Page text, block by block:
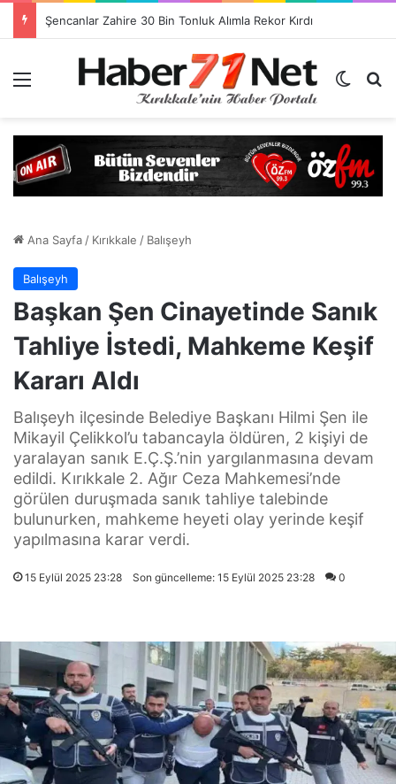
Dış
Ana Sayfa/ Kırıkkale / Balışeyh
Balışeyh
Başkan Şen Cinayetinde Sanık
Tahliye İstedi, Mahkeme Keşif
Kararı Aldı
Balışeyh ilçesinde Belediye Başkanı Hilmi Şen ile
Mikayil Çelikkol’u tabancayla öldüren, 2 kişiyi de
yaralayan sanık E.Ç.Ş.’nin yargılanmasına devam
edildi. Kırıkkale 2. Ağır Ceza Mahkemesi’nde
görülen duruşmada sanık tahliye talebinde
bulunurken, mahkeme heyeti olay yerinde keşif
yapılmasına karar verdi.
15 Eylül 2025 23:28 Son güncelleme: 15 Eylül 2025 23:28 0